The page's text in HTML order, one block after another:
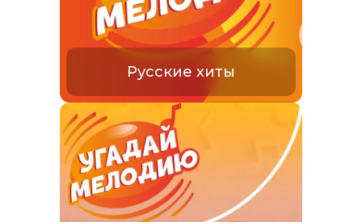
Русские хиты